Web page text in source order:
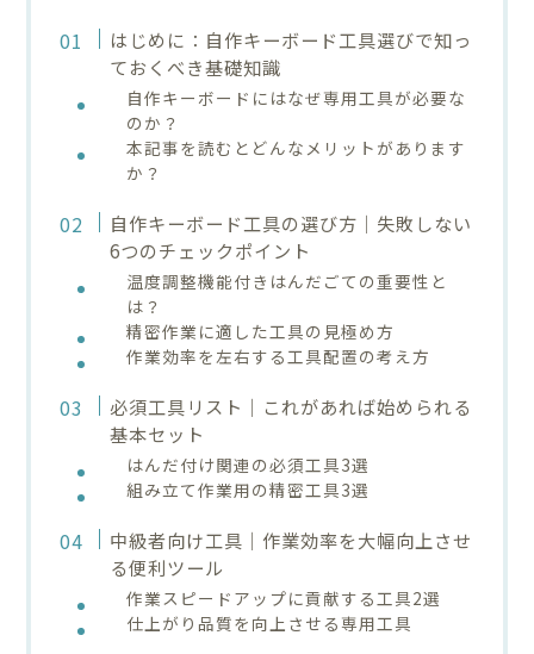
はじめに：自作キーボード工具選びで知っ
ておくべき基礎知識
自作キーボードにはなぜ専用工具が必要な
のか？
本記事を読むとどんなメリットがあります
か？
自作キーボード工具の選び方｜失敗しない
6つのチェックポイント
温度調整機能付きはんだごての重要性と
は？
精密作業に適した工具の見極め方
作業効率を左右する工具配置の考え方
必須工具リスト｜これがあれば始められる
基本セット
はんだ付け関連の必須工具3選
組み立て作業用の精密工具3選
中級者向け工具｜作業効率を大幅向上させ
る便利ツール
作業スピードアップに貢献する工具2選
仕上がり品質を向上させる専用工具